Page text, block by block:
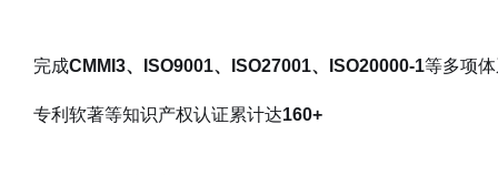
完成CMMI3、ISO9001、ISO27001、ISO20000-1等多项
专利软著等知识产权认证累计达160+